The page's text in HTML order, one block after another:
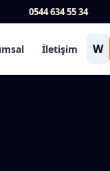
0544 634 55 34
İletişim W